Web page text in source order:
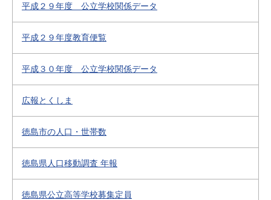
平成２９年度 公立学校関係データ
平成２９年度教育便覧
平成３０年度 公立学校関係データ
広報とくしま
徳島市の人口・世帯数
徳島県人口移動調査 年報
徳島県公立高等学校募集定員